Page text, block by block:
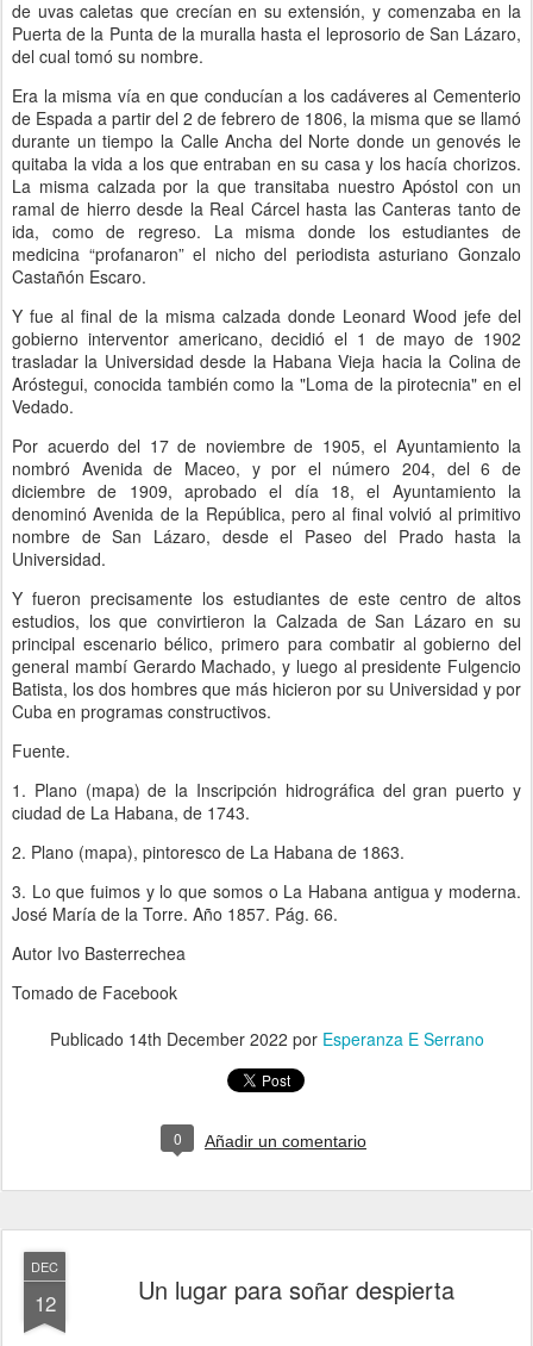
de uvas caletas que crecían en su extensión, y comenzaba en la
Puerta de la Punta de la muralla hasta el leprosorio de San Lázaro,
del cual tomó su nombre.
Era la misma vía en que conducían a los cadáveres al Cementerio
de Espada a partir del 2 de febrero de 1806, la misma que se llamó
durante un tiempo la Calle Ancha del Norte donde un genovés le
quitaba la vida a los que entraban en su casa y los hacía chorizos.
La misma calzada por la que transitaba nuestro Apóstol con un
ramal de hierro desde la Real Cárcel hasta las Canteras tanto de
ida, como de regreso. La misma donde los estudiantes de
medicina “profanaron” el nicho del periodista asturiano Gonzalo
Castañón Escaro.
Y fue al final de la misma calzada donde Leonard Wood jefe del
gobierno interventor americano, decidió el 1 de mayo de 1902
trasladar la Universidad desde la Habana Vieja hacia la Colina de
Aróstegui, conocida también como la "Loma de la pirotecnia" en el
Vedado.
Por acuerdo del 17 de noviembre de 1905, el Ayuntamiento la
nombró Avenida de Maceo, y por el número 204, del 6 de
diciembre de 1909, aprobado el día 18, el Ayuntamiento la
denominó Avenida de la República, pero al final volvió al primitivo
nombre de San Lázaro, desde el Paseo del Prado hasta la
Universidad.
Y fueron precisamente los estudiantes de este centro de altos
estudios, los que convirtieron la Calzada de San Lázaro en su
principal escenario bélico, primero para combatir al gobierno del
general mambí Gerardo Machado, y luego al presidente Fulgencio
Batista, los dos hombres que más hicieron por su Universidad y por
Cuba en programas constructivos.
Fuente.
1. Plano (mapa) de la Inscripción hidrográfica del gran puerto y
ciudad de La Habana, de 1743.
2. Plano (mapa), pintoresco de La Habana de 1863.
3. Lo que fuimos y lo que somos o La Habana antigua y moderna.
José María de la Torre. Año 1857. Pág. 66.
Autor Ivo Basterrechea
Tomado de Facebook
Publicado 14th December 2022 por Esperanza E Serrano
0 Añadir un comentario
DEC
12 Un lugar para soñar despierta